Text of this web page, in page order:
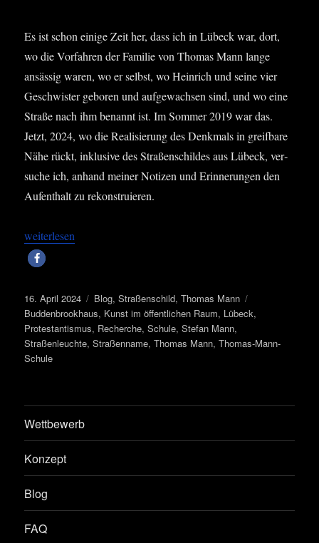
Es ist schon eini­ge Zeit her, dass ich in Lübeck war, dort,
wo die Vor­fah­ren der Fami­lie von Tho­mas Mann lan­ge
ansäs­sig waren, wo er selbst, wo Hein­rich und sei­ne vier
Geschwis­ter gebo­ren und auf­ge­wach­sen sind, und wo eine
Stra­ße nach ihm benannt ist. Im Som­mer 2019 war das.
Jetzt, 2024, wo die Rea­li­sie­rung des Denk­mals in greif­ba­re
Nähe rückt, inklu­si­ve des Stra­ßen­schil­des aus Lübeck, ver­
su­che ich, anhand mei­ner Noti­zen und Erin­ne­run­gen den
Auf­ent­halt zu rekonstruieren.
„Lübeck – Hit­ze, Was­ser – und die Tho­mas-Mann-Stra­ße“
wei­ter­le­sen
Veröffentlicht
am
16. April 2024 Kategorien
Blog,Straßenschild,Thomas Mann
Buddenbrookhaus, Kunst im öffentlichen Raum, Lübeck,
Protestantismus, Recherche,Schule,Stefan Mann,
Straßenleuchte,Straßenname,Thomas Mann,Thomas-Mann-
Schule
Wettbewerb
Konzept
Blog
FAQ